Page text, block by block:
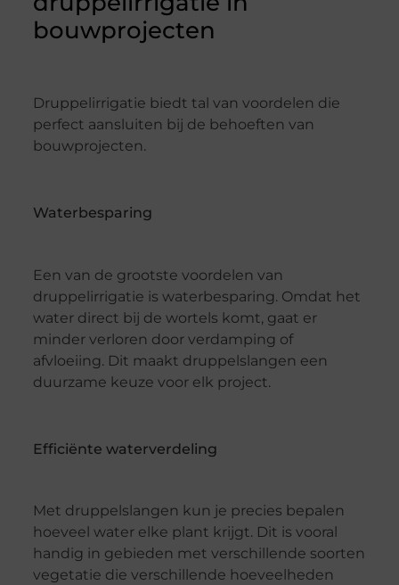
bouwprojecten
Druppelirrigatie biedt tal van voordelen die
perfect aansluiten bij de behoeften van
bouwprojecten.
Waterbesparing
Een van de grootste voordelen van
druppelirrigatie is waterbesparing. Omdat het
water direct bij de wortels komt, gaat er
minder verloren door verdamping of
afvloeiing. Dit maakt druppelslangen een
duurzame keuze voor elk project.
Efficiënte waterverdeling
Met druppelslangen kun je precies bepalen
hoeveel water elke plant krijgt. Dit is vooral
handig in gebieden met verschillende soorten
vegetatie die verschillende hoeveelheden